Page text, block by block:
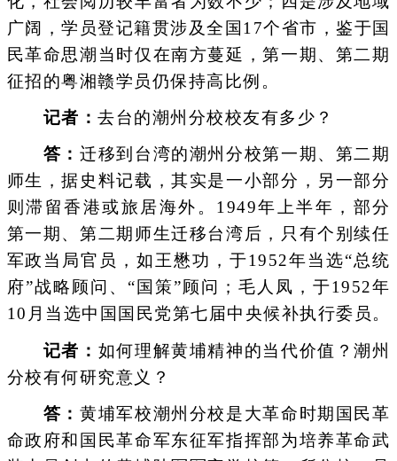
广阔，学员登记籍贯涉及全国17个省市，鉴于国
民革命思潮当时仅在南方蔓延，第一期、第二期
征招的粤湘赣学员仍保持高比例。
记者： 去台的潮州分校校友有多少？
答： 迁移到台湾的潮州分校第一期、第二期
师生，据史料记载，其实是一小部分，另一部分
则滞留香港或旅居海外。1949年上半年，部分
第一期、第二期师生迁移台湾后，只有个别续任
军政当局官员，如王懋功，于1952年当选“总统
府”战略顾问、“国策”顾问；毛人凤，于1952年
10月当选中国国民党第七届中央候补执行委员。
记者： 如何理解黄埔精神的当代价值？潮州
分校有何研究意义？
答： 黄埔军校潮州分校是大革命时期国民革
命政府和国民革命军东征军指挥部为培养革命武